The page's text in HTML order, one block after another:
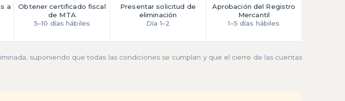
a
Obtener certificado fiscal
de MTA
5–10 días hábiles
Presentar solicitud de
eliminación
Día 1–2
Aprobación del Registro
Mercantil
1–5 días hábiles
suponiendo que todas las condiciones se cumplan y que el cierre de las cuentas